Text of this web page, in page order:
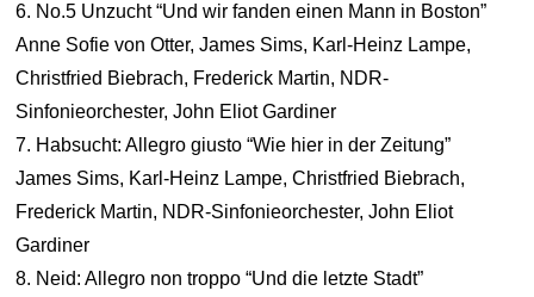
6. No.5 Unzucht “Und wir fanden einen Mann in Boston”
Anne Sofie von Otter, James Sims, Karl-Heinz Lampe,
Christfried Biebrach, Frederick Martin, NDR-
Sinfonieorchester, John Eliot Gardiner
7. Habsucht: Allegro giusto “Wie hier in der Zeitung”
James Sims, Karl-Heinz Lampe, Christfried Biebrach,
Frederick Martin, NDR-Sinfonieorchester, John Eliot
Gardiner
8. Neid: Allegro non troppo “Und die letzte Stadt”